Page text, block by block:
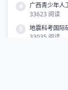
4
广西青少年人
33623 阅读
5
地震科考国际
33035 阅读